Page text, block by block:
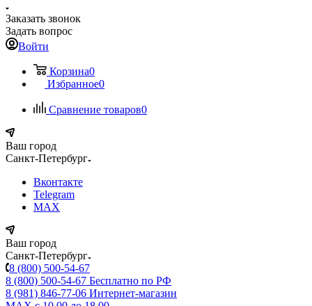
Заказать звонок
Задать вопрос
Войти
Корзина0
Избранное0
Сравнение товаров0
Ваш город
Санкт-Петербург
Вконтакте
Telegram
MAX
Ваш город
Санкт-Петербург
8 (800) 500-54-67
8 (800) 500-54-67 Бесплатно по РФ
8 (981) 846-77-06 Интернет-магазин